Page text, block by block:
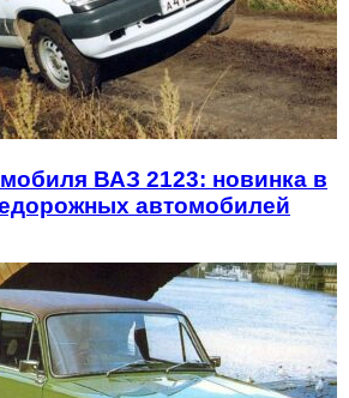
ВАЗ 2123: новинка в
автомобилей